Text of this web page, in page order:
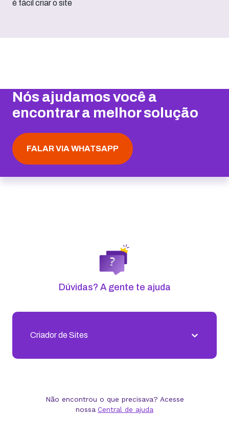
Nós ajudamos você a
encontrar a melhor solução
FALAR VIA WHATSAPP
Dúvidas? A gente te ajuda
Criador de Sites
Não encontrou o que precisava? Acesse
nossa Central de ajuda